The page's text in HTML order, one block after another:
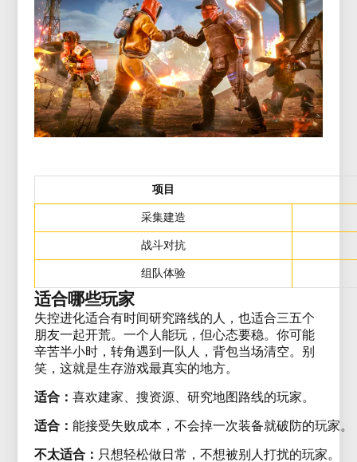
项目
采集建造
战斗对抗
组队体验
适合哪些玩家
失控进化适合有时间研究路线的人，也适合三五个
朋友一起开荒。一个人能玩，但心态要稳。你可能
辛苦半小时，转角遇到一队人，背包当场清空。别
笑，这就是生存游戏最真实的地方。
适合： 喜欢建家、搜资源、研究地图路线的玩家。
适合： 能接受失败成本，不会掉一次装备就破防的玩家。
不太适合： 只想轻松做日常，不想被别人打扰的玩家。